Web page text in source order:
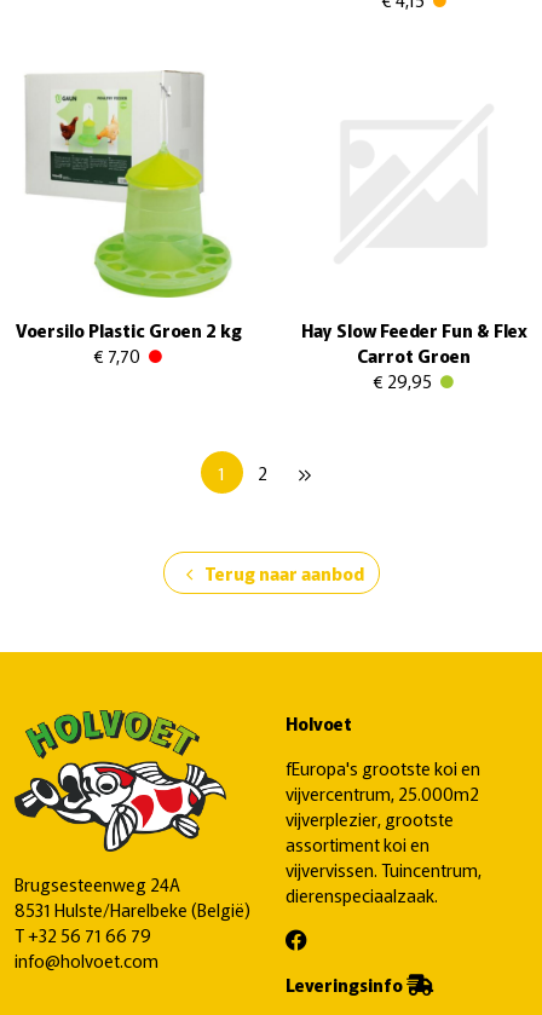
Voersilo Plastic Groen 2 kg
€ 7,70
Hay Slow Feeder Fun & Flex
Carrot Groen
€ 29,95
1 2 keyboard_double_arrow_right
chevron_left Terug naar aanbod
Brugsesteenweg 24A
8531 Hulste/Harelbeke (België)
T+32 56 71 66 79
info@holvoet.com
Holvoet
fEuropa's grootste koi en
vijvercentrum, 25.000m2
vijverplezier, grootste
assortiment koi en
vijvervissen. Tuincentrum,
dierenspeciaalzaak.
Leveringsinfo